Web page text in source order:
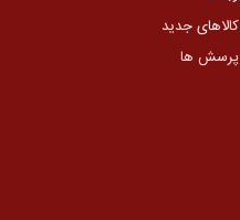
کالاهای جدید
پرسش ها